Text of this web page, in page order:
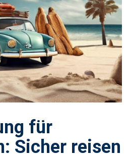
für
Sicher reisen